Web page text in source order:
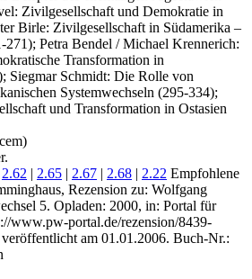
Zivilgesellschaft und Demokratie in
Birle: Zivilgesellschaft in Südamerika –
Petra Bendel / Michael Krennerich:
Transformation in
Siegmar Schmidt: Die Rolle von
Systemwechseln (295-334);
und Transformation in Ostasien
2.62 | 2.65 | 2.67 | 2.68 | 2.22 Empfohlene
Rezension zu: Wolfgang
5. Opladen: 2000, in: Portal für
www.pw-portal.de/rezension/8439-
am 01.01.2006. Buch-Nr.: